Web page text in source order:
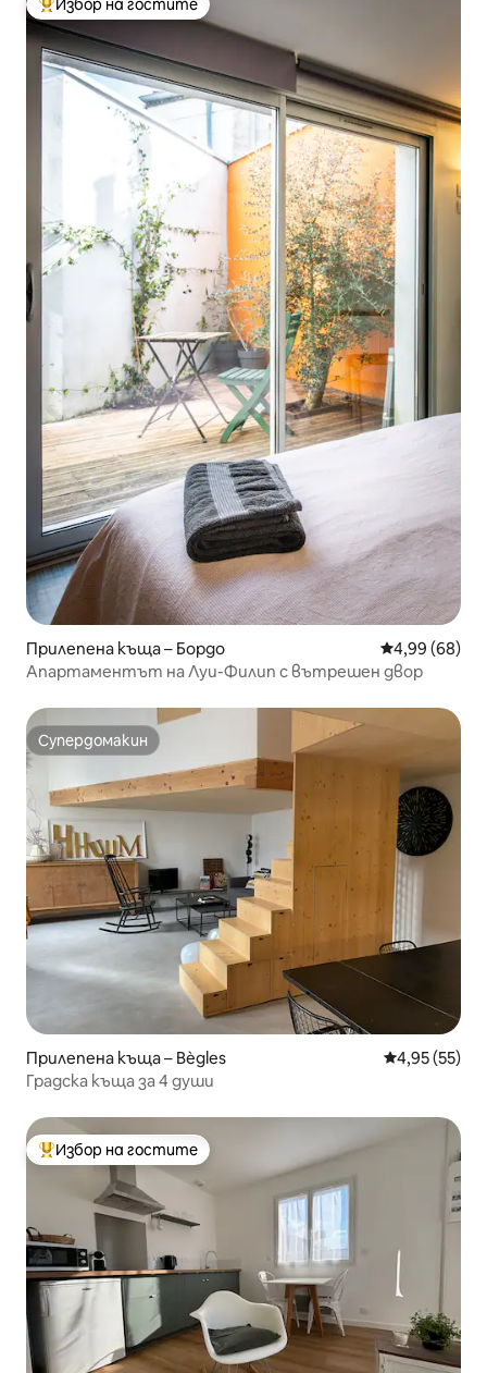
Най-популярен избор на гостите
Избор на гостите
Прилепена къща – Бордо Средна
4,99 (68)
Апартаментът на Луи-Филип с вътрешен двор
Супердомакин
Супердомакин
Прилепена къща – Bègles Средна
4,95 (55)
Градска къща за 4 души
Най-популярен избор на гостите
Избор на гостите